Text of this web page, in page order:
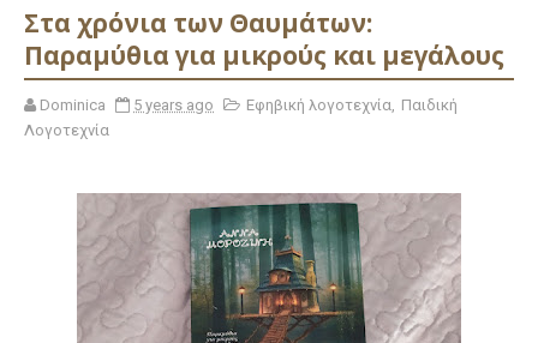
Στα χρόνια των Θαυμάτων:
Παραμύθια για μικρούς και μεγάλους
Dominica 5 years ago Εφηβική λογοτεχνία, Παιδική
Λογοτεχνία